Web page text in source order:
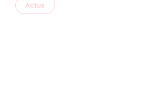
Actus